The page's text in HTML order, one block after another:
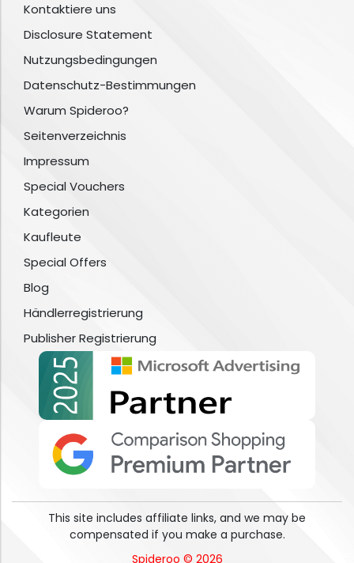
Kontaktiere uns
Disclosure Statement
Nutzungsbedingungen
Datenschutz-Bestimmungen
Warum Spideroo?
Seitenverzeichnis
Impressum
Special Vouchers
Kategorien
Kaufleute
Special Offers
Blog
Händlerregistrierung
Publisher Registrierung
This site includes affiliate links, and we may be
compensated if you make a purchase.
Spideroo © 2026